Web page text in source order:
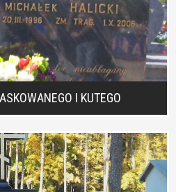
I KUTEGO